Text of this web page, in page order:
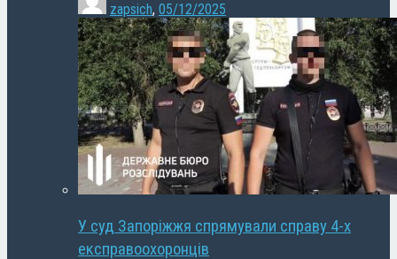
zapsich, 05/12/2025
У суд Запоріжжя спрямували справу 4-х
експравоохоронців